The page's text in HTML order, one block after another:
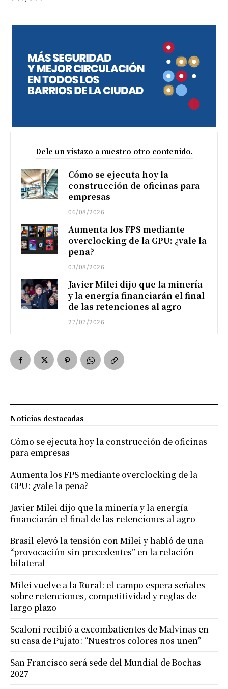
Dele un vistazo a nuestro otro contenido.
Cómo se ejecuta hoy la
construcción de oficinas para
empresas
06/08/2026
Aumenta los FPS mediante
overclocking de la GPU: ¿vale la
pena?
03/08/2026
Javier Milei dijo que la minería
y la energía financiarán el final
de las retenciones al agro
27/07/2026
Noticias destacadas
Cómo se ejecuta hoy la construcción de oficinas
para empresas
Aumenta los FPS mediante overclocking de la
GPU: ¿vale la pena?
Javier Milei dijo que la minería y la energía
financiarán el final de las retenciones al agro
Brasil elevó la tensión con Milei y habló de una
“provocación sin precedentes” en la relación
bilateral
Milei vuelve a la Rural: el campo espera señales
sobre retenciones, competitividad y reglas de
largo plazo
Scaloni recibió a excombatientes de Malvinas en
su casa de Pujato: “Nuestros colores nos unen”
San Francisco será sede del Mundial de Bochas
2027